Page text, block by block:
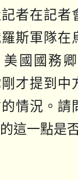
者在記者
斯軍隊在
美國國務
才提到中
的情況。
這一點是